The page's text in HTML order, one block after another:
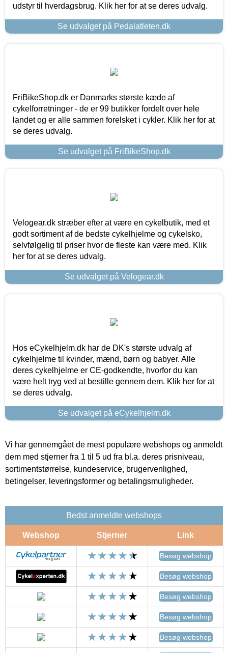
udstyr til hverdagsbrug. Klik her for at se deres udvalg.
Se udvalget på Pedalatleten.dk
FriBikeShop.dk er Danmarks største kæde af
cykelforretninger - de er 99 butikker fordelt over hele
landet og er alle sammen forelsket i cykler. Klik her for at
se deres udvalg.
Se udvalget på FriBikeShop.dk
Velogear.dk stræber efter at være en cykelbutik, med et
godt sortiment af de bedste cykelhjelme og cykelsko,
selvfølgelig til priser hvor de fleste kan være med. Klik
her for at se deres udvalg.
Se udvalget på Velogear.dk
Hos eCykelhjelm.dk har de DK's største udvalg af
cykelhjelme til kvinder, mænd, børn og babyer. Alle
deres cykelhjelme er CE-godkendte, hvorfor du kan
være helt tryg ved at bestille gennem dem. Klik her for at
se deres udvalg.
Se udvalget på eCykelhjelm.dk
Vi har gennemgået de mest populære webshops og anmeldt
dem med stjerner fra 1 til 5 ud fra bl.a. deres prisniveau,
sortimentstørrelse, kundeservice, brugervenlighed,
betingelser, leveringsformer og betalingsmuligheder.
Bedst anmeldte webshops
Webshop Stjerner Link
Besøg webshop
Besøg webshop
Besøg webshop
Besøg webshop
Besøg webshop